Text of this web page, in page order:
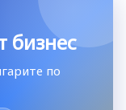
бизнес
по